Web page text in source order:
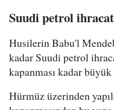
Suudi petrol
Husilerin Babu'l
kadar Suudi petrol
kapanması kadar
Hürmüz üzerinden